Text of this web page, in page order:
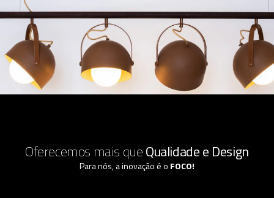
Oferecemos mais queQualidade e Design
Para nós, a inovação é o FOCO!